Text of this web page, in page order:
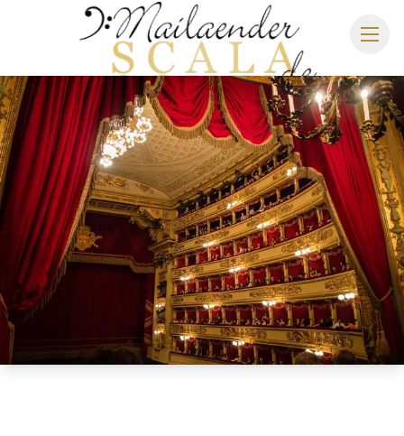
MAILÄNDER SCALA
SPIELPLAN 2026/2027
SITZPLAN HOTELS